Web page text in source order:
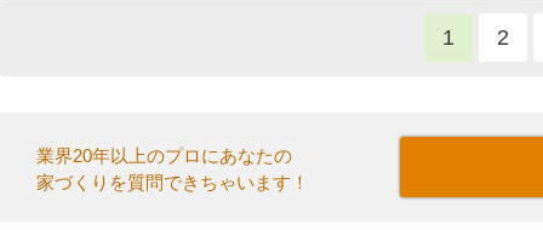
1 2
業界20年以上のプロにあなたの
家づくりを質問できちゃいます！